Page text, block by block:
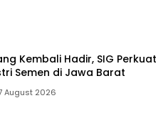
Kembali Hadir, SIG Perkuat
Semen di Jawa Barat
August 2026